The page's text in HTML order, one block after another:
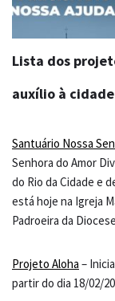
Lista dos
auxílio à
Santuário Nossa
Senhora do Amor
do Rio da Cidade e
está hoje na Igreja
Padroeira da
Projeto Aloha –
partir do dia 18/02/